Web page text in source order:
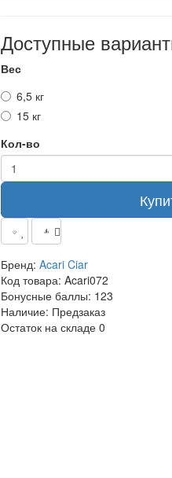
Доступные
Вес
6,5 кг
15 кг
Кол-во
Бренд: Acari Ciar
Код товара: Acari072
Бонусные баллы: 123
Наличие: Предзаказ
Остаток на складе 0